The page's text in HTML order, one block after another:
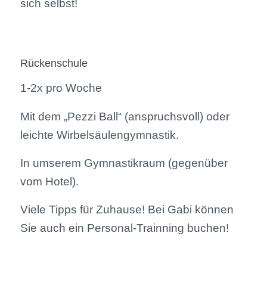
sich selbst!
Rückenschule
1-2x pro Woche
Mit dem „Pezzi Ball“ (anspruchsvoll) oder
leichte Wirbelsäulengymnastik.
In umserem Gymnastikraum (gegenüber
vom Hotel).
Viele Tipps für Zuhause! Bei Gabi können
Sie auch ein Personal-Trainning buchen!